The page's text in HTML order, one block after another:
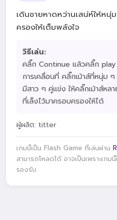
เดินชายหาดหว่านเสน่ห์ให้ห
ครองให้เต็มพลังใจ
วิธีเล่น:
คลิ๊ก Continue แล้วคลิ๊ก play
การเคลื่อนที่ คลิ๊กเม้าส์ที่หนุ่ม
มีสาว ๆ คู่แข่ง ให้คลิ๊กเม้าส์หล
ที่เล็งไว้มาครอบครองให้ได้
ผู้ผลิต: titter
เกมนี้เป็น Flash Game ที่เล่นผ่าน
สามารถโหลดได้ อาจเป็นเพราะเก
รองรับ